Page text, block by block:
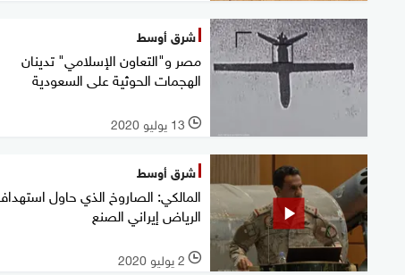
شرق أوسط
مصر و"التعاون الإسلامي" تدينان
الهجمات الحوثية على السعودية
l 13 يوليو 2020
شرق أوسط
المالكي: الصاروخ الذي حاول
الرياض إيراني الصنع
l 2 يوليو 2020